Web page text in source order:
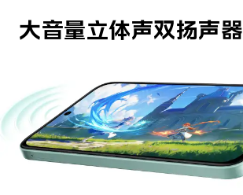
大音量立体声双扬声器